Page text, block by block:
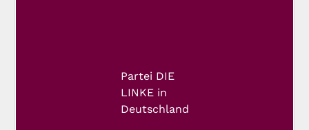
Partei DIE
LINKE in
Deutschland